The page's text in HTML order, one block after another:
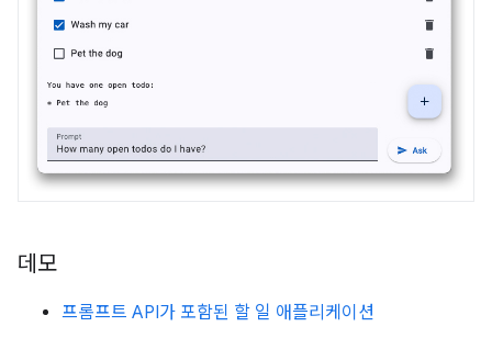
데모
프롬프트 API가 포함된 할 일 애플리케이션